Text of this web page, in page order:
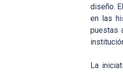
diseño.
en las
puestas
La